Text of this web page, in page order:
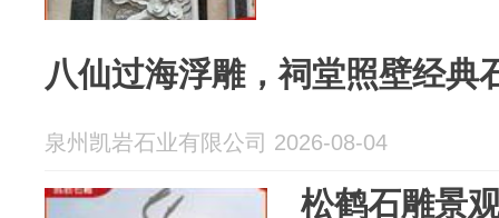
八仙过海浮雕，祠堂照壁经典
泉州凯岩石业有限公司 2026-08-04
松鹤石雕景